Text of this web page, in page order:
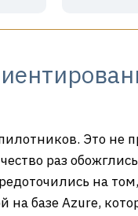
Это не
раз
на
базе Azure,